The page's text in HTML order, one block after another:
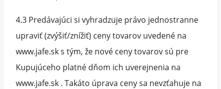
4.3 Predávajúci si vyhradzuje právo jednostranne
upraviť (zvýšiť/znížiť) ceny tovarov uvedené na
www.jafe.sk s tým, že nové ceny tovarov sú pre
Kupujúceho platné dňom ich uverejnenia na
www.jafe.sk . Takáto úprava ceny sa nevzťahuje na